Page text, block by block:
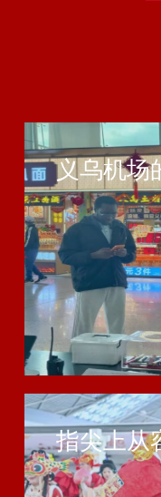
义乌机场
指尖上从